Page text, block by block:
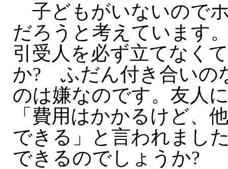
子どもがいないので
だろうと考えています
引受人を必ず立てなく
か? ふだん付き合いの
のは嫌なのです。友人
「費用はかかるけど、
できる」と言われまし
できるのでしょうか?